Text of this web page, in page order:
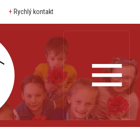
+ Rychlý kontakt